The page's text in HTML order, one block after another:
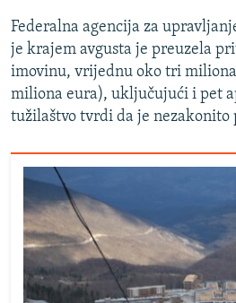
Federalna agencija za
je krajem avgusta je preuzela
imovinu, vrijednu oko tri
miliona eura), uključujući i pet
tužilaštvo tvrdi da je nezakonito